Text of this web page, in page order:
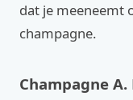
dat je meeneemt
champagne.
Champagne